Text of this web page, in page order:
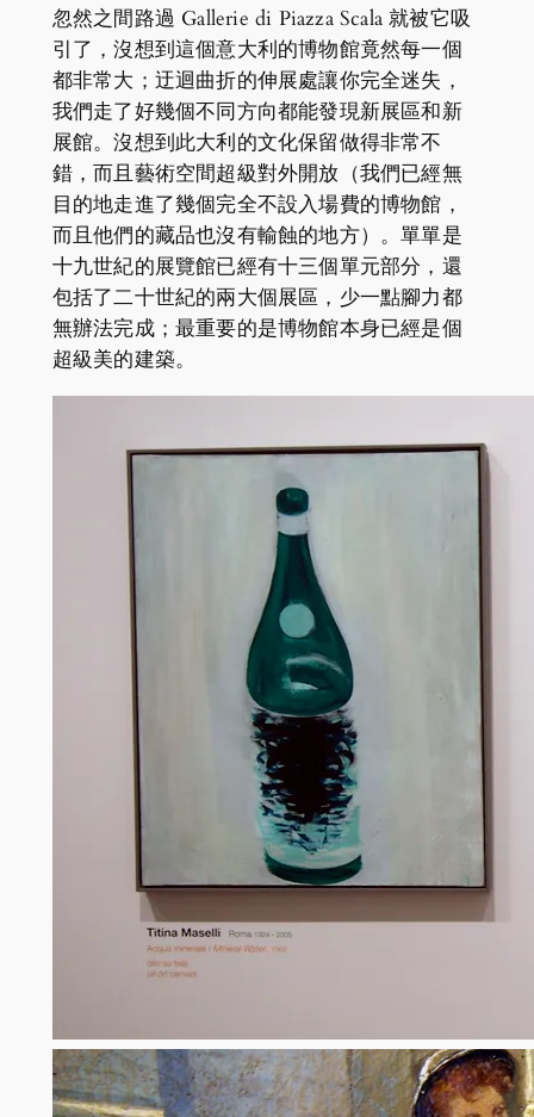
忽然之間路過 Gallerie di Piazza Scala 就被它吸
引了，沒想到這個意大利的博物館竟然每一個
都非常大；迂迴曲折的伸展處讓你完全迷失，
我們走了好幾個不同方向都能發現新展區和新
展館。沒想到此大利的文化保留做得非常不
錯，而且藝術空間超級對外開放（我們已經無
目的地走進了幾個完全不設入場費的博物館，
而且他們的藏品也沒有輸蝕的地方）。單單是
十九世紀的展覽館已經有十三個單元部分，還
包括了二十世紀的兩大個展區，少一點腳力都
無辦法完成；最重要的是博物館本身已經是個
超級美的建築。